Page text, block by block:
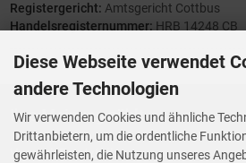
Registergericht: Amtsgericht Cottbus
Handelsregisternummer: HRB 14248 CB
Ihre Meinung zählt
Vorwerk Ersatzteile
Diese Webseite verwendet
andere Technologien
Wir verwenden Cookies und ähnliche
Drittanbietern, um die ordentliche
gewährleisten, die Nutzung unseres